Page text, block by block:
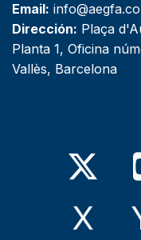
Email:
Dirección: Plaça
Planta 1, Oficina
Vallès, Barcelona
X